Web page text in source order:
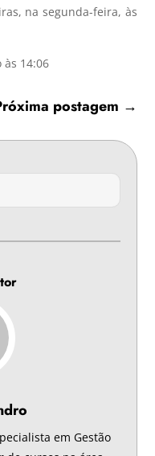
na segunda-feira, às
às 14:06
postagem →
em Gestão